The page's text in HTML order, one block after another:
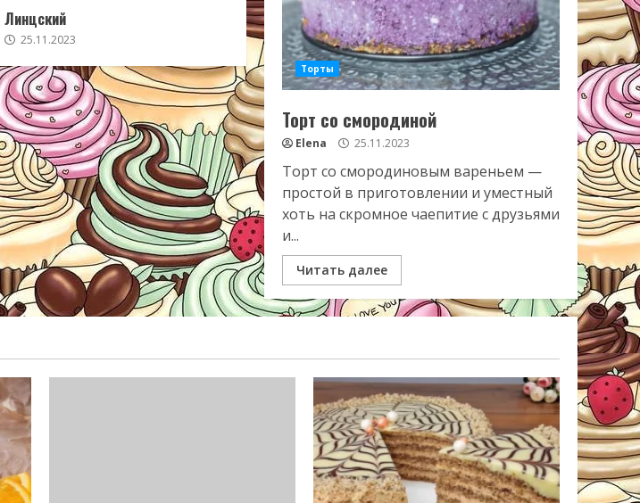
Линцский
25.11.2023
Торты
Торт со смородиной
Elena 25.11.2023
Торт со смородиновым вареньем —
простой в приготовлении и уместный
хоть на скромное чаепитие с друзьями
и...
Читать далее